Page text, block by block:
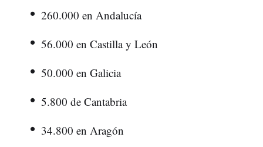
260.000 en Andalucía
56.000 en Castilla y León
50.000 en Galicia
5.800 de Cantabria
34.800 en Aragón